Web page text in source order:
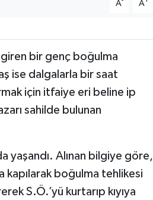
A A
giren bir genç boğulma
ise dalgalarla bir saat
için itfaiye eri beline ip
sahilde bulunan
yaşandı. Alınan bilgiye göre,
kapılarak boğulma tehlikesi
S.Ö.’yü kurtarıp kıyıya